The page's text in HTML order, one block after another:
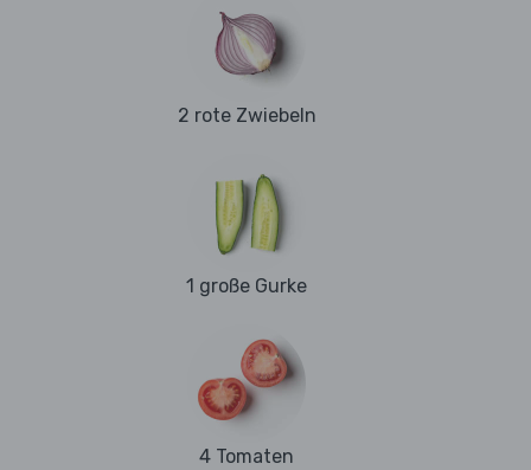
2 rote Zwiebeln
1 große Gurke
4 Tomaten